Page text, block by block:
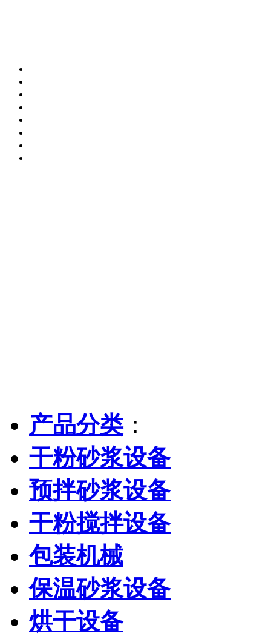
产品分类：
干粉砂浆设备
预拌砂浆设备
干粉搅拌设备
包装机械
保温砂浆设备
烘干设备